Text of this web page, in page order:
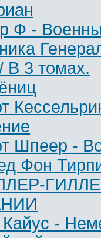
Ф -
В 3 томах.
Шпеер -
Фон
Кайус -